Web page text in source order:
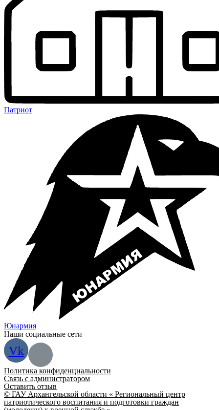
Патриот
Юнармия
Наши социальные сети
Vk
Политика конфиденциальности
Связь с администратором
Оставить отзыв
© ГАУ Архангельской области « Региональный центр
патриотического воспитания и подготовки граждан